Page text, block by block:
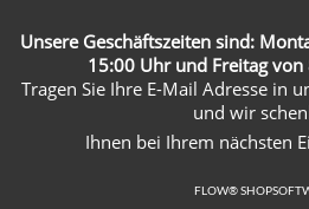
Unsere Geschäftszeiten sind:
15:00 Uhr und Freitag
Tragen Sie Ihre E-Mail Adresse in
und wir
Ihnen bei Ihrem nächsten
FLOW®